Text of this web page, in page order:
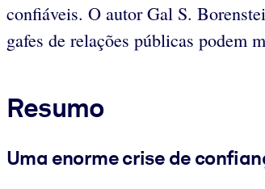
confiáveis. O autor Gal S.
gafes de relações públicas podem
Resumo
Uma enormecrise de